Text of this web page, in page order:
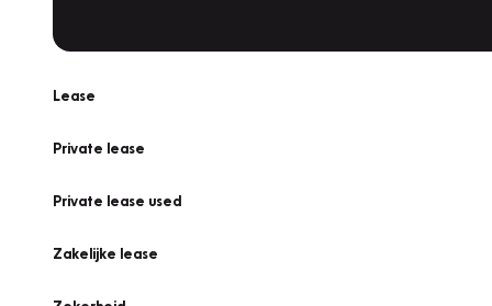
Lease
Private lease
Private lease used
Zakelijke lease